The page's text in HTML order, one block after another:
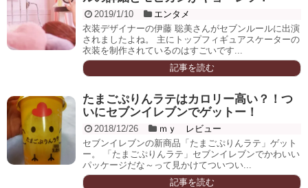
2019/1/10
エンタメ
衣装デザイナーの伊藤 聡美さんがセブンルールに出演
されましたよね。 主にトップフィギュアスケーターの
衣装を制作されているのはすごいです...
記事を読む
たまごぷりんラテはカロリー高い？！つ
いにセブンイレブンでゲットー！
2018/12/26
ｍｙ レビュー
セブンイレブンの新商品「たまごぷりんラテ」ゲット
ー。 「たまごぷりんラテ」セブンイレブンでかわいい
パッケージだな～って見かけてついつい...
記事を読む